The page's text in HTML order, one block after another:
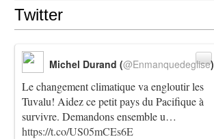
Twitter
Le changement climatique va engloutir les
Tuvalu! Aidez ce petit pays du Pacifique à
survivre. Demandons ensemble u…
https://t.co/US05mCEs6E
Michel Durand (@Enmanquedeglise)